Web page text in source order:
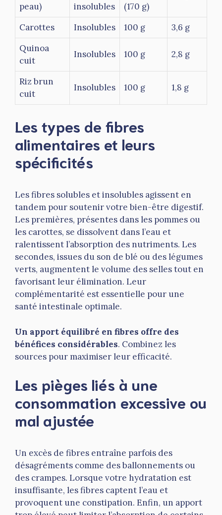
peau)
insolubles
(170 g)
Carottes Insolubles 100 g
3,6 g
Quinoa
cuit
Insolubles 100 g 2,8 g
Riz brun
cuit
Insolubles 100 g 1,8 g
Les types de fibres
alimentaires et leurs
spécificités
Les fibres solubles et insolubles agissent en
tandem pour soutenir votre bien-être digestif.
Les premières, présentes dans les pommes ou
les carottes, se dissolvent dans l’eau et
ralentissent l’absorption des nutriments. Les
secondes, issues du son de blé ou des légumes
verts, augmentent le volume des selles tout en
favorisant leur élimination. Leur
complémentarité est essentielle pour une
santé intestinale optimale.
Un apport équilibré en fibres offre des
bénéfices considérables. Combinez les
sources pour maximiser leur efficacité.
Les pièges liés à une
consommation excessive ou
mal ajustée
Un excès de fibres entraîne parfois des
désagréments comme des ballonnements ou
des crampes. Lorsque votre hydratation est
insuffisante, les fibres captent l’eau et
provoquent une constipation. Enfin, un apport